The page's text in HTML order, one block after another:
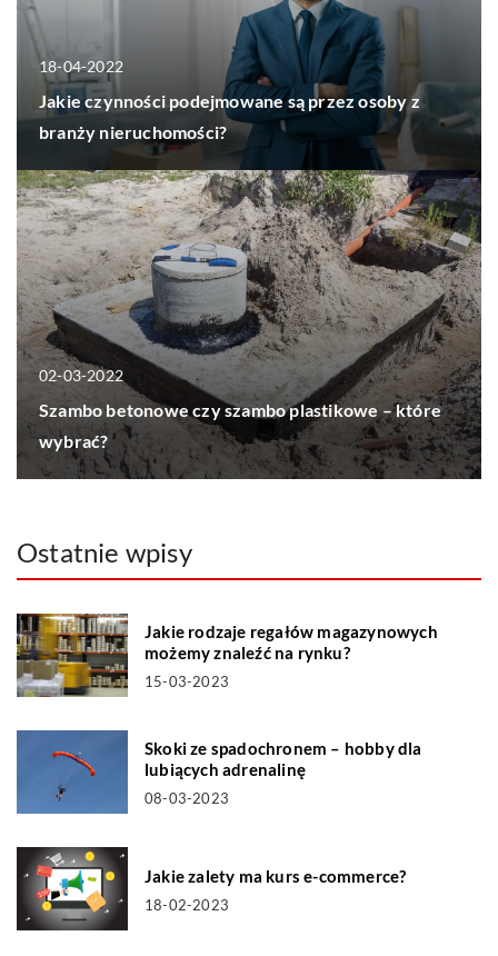
18-04-2022
Jakie czynności podejmowane są przez osoby z
branży nieruchomości?
02-03-2022
Szambo betonowe czy szambo plastikowe – które
wybrać?
Ostatnie wpisy
Jakie rodzaje regałów magazynowych
możemy znaleźć na rynku?
15-03-2023
Skoki ze spadochronem – hobby dla
lubiących adrenalinę
08-03-2023
Jakie zalety ma kurs e-commerce?
18-02-2023